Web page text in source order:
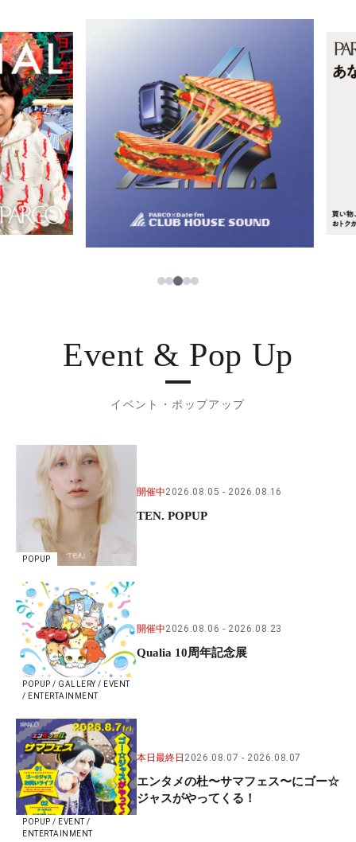
ニュース
レストラン・カフェ
TAX FREE
PARCOメンバーズ
JP
한국어
ภาษาไทย
日本語
1234
Event & Pop Up
イベント・ポップアップ
POPUP
開催中2026.08.05 2026.08.16
TEN. POPUP
POPUP / GALLERY / EVENT
/ ENTERTAINMENT
開催中2026.08.06 2026.08.23
Qualia 10周年記念展
POPUP / EVENT /
ENTERTAINMENT
本日最終日 2026.08.07 2026.08.07
エンタメの杜〜サマフェス〜にゴー☆
ジャスがやってくる！